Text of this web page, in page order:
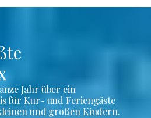
Jahr über ein
für Kur- und Feriengäste
und großen Kindern.